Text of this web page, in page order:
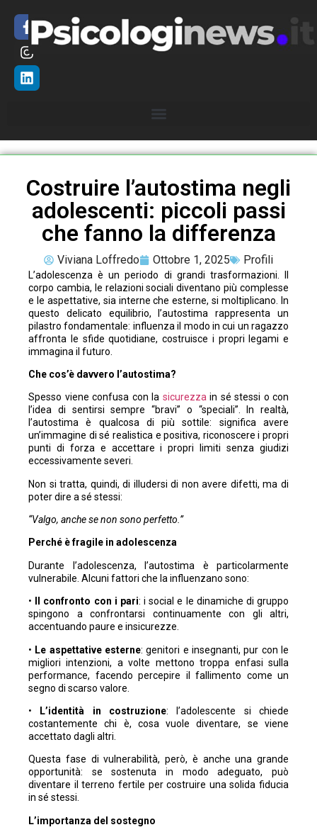
Costruire l’autostima negli
adolescenti: piccoli passi
che fanno la differenza
Viviana Loffredo Ottobre 1, 2025 Profili
L’adolescenza è un periodo di grandi trasformazioni. Il
corpo cambia, le relazioni sociali diventano più complesse
e le aspettative, sia interne che esterne, si moltiplicano. In
questo delicato equilibrio, l’autostima rappresenta un
pilastro fondamentale: influenza il modo in cui un ragazzo
affronta le sfide quotidiane, costruisce i propri legami e
immagina il futuro.
Che cos’è davvero l’autostima?
Spesso viene confusa con la sicurezzain sé stessi o con
l’idea di sentirsi sempre “bravi” o “speciali”. In realtà,
l’autostima è qualcosa di più sottile: significa avere
un’immagine di sé realistica e positiva, riconoscere i propri
punti di forza e accettare i propri limiti senza giudizi
eccessivamente severi.
Non si tratta, quindi, di illudersi di non avere difetti, ma di
poter dire a sé stessi:
“Valgo, anche se non sono perfetto.”
Perché è fragile in adolescenza
Durante l’adolescenza, l’autostima è particolarmente
vulnerabile. Alcuni fattori che la influenzano sono:
• Il confronto con i pari: i social e le dinamiche di gruppo
spingono a confrontarsi continuamente con gli altri,
accentuando paure e insicurezze.
• Le aspettative esterne: genitori e insegnanti, pur con le
migliori intenzioni, a volte mettono troppa enfasi sulla
performance, facendo percepire il fallimento come un
segno di scarso valore.
• L’identità in costruzione: l’adolescente si chiede
costantemente chi è, cosa vuole diventare, se viene
accettato dagli altri.
Questa fase di vulnerabilità, però, è anche una grande
opportunità: se sostenuta in modo adeguato, può
diventare il terreno fertile per costruire una solida fiducia
in sé stessi.
L’importanza del sostegno